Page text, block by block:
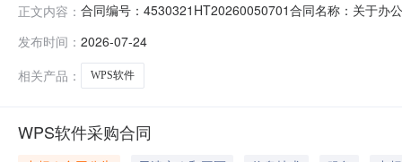
正文内容： 合同编号：4530321HT20260050701合同名称：关于办
07-24代理机构：进口产品审核前公示：采购公告（或单
发布时间： 2026-07-24
相关产品：
WPS软件
WPS软件采购合同